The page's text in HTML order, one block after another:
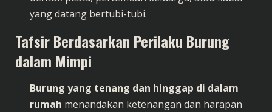
yang datang bertubi-tubi.
Tafsir Berdasarkan Perilaku Burung
dalam Mimpi
Burung yang tenang dan hinggap di dalam
rumah menandakan ketenangan dan harapan